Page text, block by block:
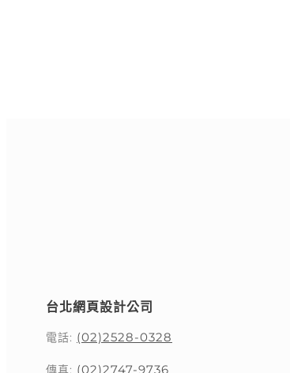
台北網頁設計公司
電話: (02)2528-0328
傳真: (02)2747-9736